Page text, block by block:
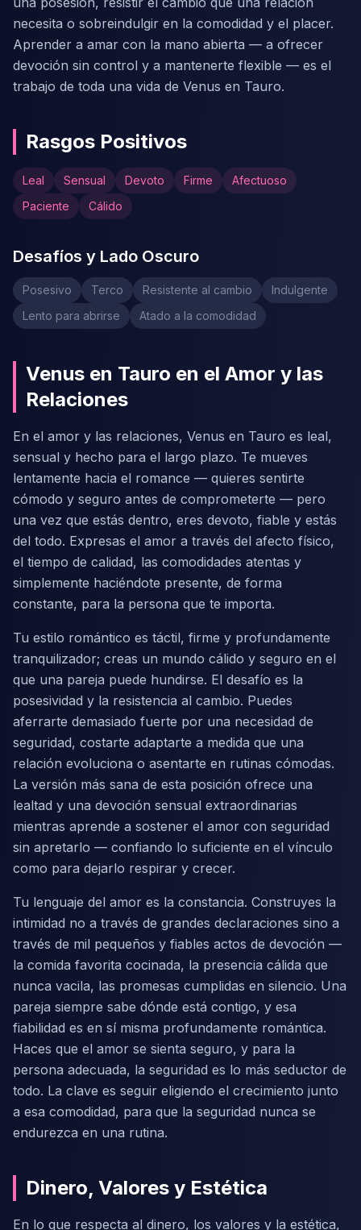
necesita o sobreindulgir en la comodidad y el placer.
Aprender a amar con la mano abierta — a ofrecer
devoción sin control y a mantenerte flexible — es el
trabajo de toda una vida de Venus en Tauro.
Rasgos Positivos
Leal Sensual Devoto Firme
Afectuoso
Paciente
Cálido
Desafíos y Lado Oscuro
Posesivo Terco Resistente al cambio
Indulgente
Lento para abrirse
Atado a la comodidad
Venus en Tauro en el Amor y las
Relaciones
En el amor y las relaciones, Venus en Tauro es leal,
sensual y hecho para el largo plazo. Te mueves
lentamente hacia el romance — quieres sentirte
cómodo y seguro antes de comprometerte — pero
una vez que estás dentro, eres devoto, fiable y estás
del todo. Expresas el amor a través del afecto físico,
el tiempo de calidad, las comodidades atentas y
simplemente haciéndote presente, de forma
constante, para la persona que te importa.
Tu estilo romántico es táctil, firme y profundamente
tranquilizador; creas un mundo cálido y seguro en el
que una pareja puede hundirse. El desafío es la
posesividad y la resistencia al cambio. Puedes
aferrarte demasiado fuerte por una necesidad de
seguridad, costarte adaptarte a medida que una
relación evoluciona o asentarte en rutinas cómodas.
La versión más sana de esta posición ofrece una
lealtad y una devoción sensual extraordinarias
mientras aprende a sostener el amor con seguridad
sin apretarlo — confiando lo suficiente en el vínculo
como para dejarlo respirar y crecer.
Tu lenguaje del amor es la constancia. Construyes la
intimidad no a través de grandes declaraciones sino a
través de mil pequeños y fiables actos de devoción —
la comida favorita cocinada, la presencia cálida que
nunca vacila, las promesas cumplidas en silencio. Una
pareja siempre sabe dónde está contigo, y esa
fiabilidad es en sí misma profundamente romántica.
Haces que el amor se sienta seguro, y para la
persona adecuada, la seguridad es lo más seductor de
todo. La clave es seguir eligiendo el crecimiento junto
a esa comodidad, para que la seguridad nunca se
endurezca en una rutina.
Dinero, Valores y Estética
En lo que respecta al dinero, los valores y la estética,